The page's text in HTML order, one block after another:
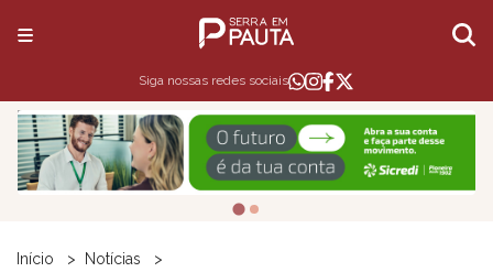
Siga nossas redes sociais
Início
Notícias